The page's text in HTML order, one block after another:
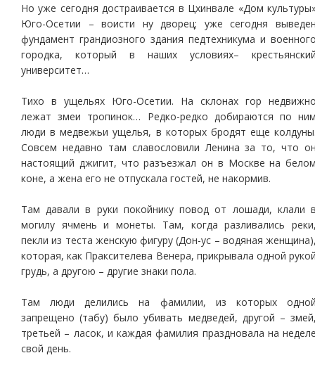
Но уже сегодня достраивается в Цхинвале «Дом
Юго-Осетии – воисти ну дворец; уже сегодня
фундамент грандиозного здания педтехникума и
городка, который в наших условиях–
университет…
Тихо в ущельях Юго-Осетии. На склонах гор
лежат змеи тропинок… Редко-редко добираются по
люди в медвежьи ущелья, в которых бродят еще
Совсем недавно там славословили Ленина за то, что
настоящий джигит, что разъезжал он в Москве на
коне, а жена его не отпускала гостей, не накормив.
Там давали в руки покойнику повод от лошади, клали
могилу ячмень и монеты. Там, когда разливались
пекли из теста женскую фигуру (Дон-ус – водяная
которая, как Праксителева Венера, прикрывала одной
грудь, а другою – другие знаки пола.
Там люди делились на фамилии, из которых
запрещено (табу) было убивать медведей, другой –
третьей – ласок, и каждая фамилия праздновала на
свой день.